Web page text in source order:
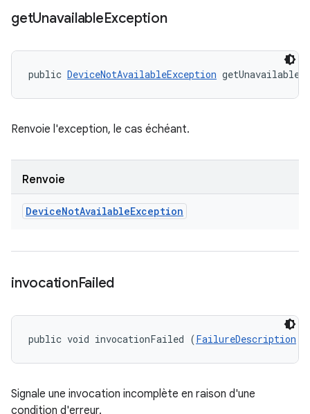
getUnavailableException
public DeviceNotAvailableException
Renvoie l'exception, le cas échéant.
Renvoie
DeviceNotAvailableException
invocationFailed
public void invocationFailed (FailureDescription
Signale une invocation incomplète en raison d'une
condition d'erreur.